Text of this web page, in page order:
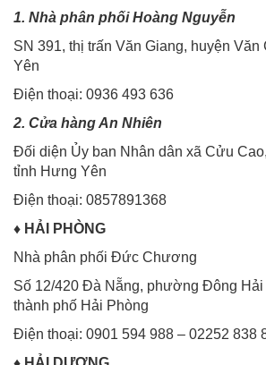
1. Nhà phân phối Hoàng Nguyễn
SN 391, thị trấn Văn Giang, huyện Văn
Yên
Điện thoại: 0936 493 636
2. Cửa hàng An Nhiên
Đối diện Ủy ban Nhân dân xã Cửu
tỉnh Hưng Yên
Điện thoại: 0857891368
♦ HẢI PHÒNG
Nhà phân phối Đức Chương
Số 12/420 Đà Nẵng, phường Đông Hải
thành phố Hải Phòng
Điện thoại: 0901 594 988 – 02252 838